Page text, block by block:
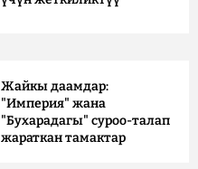
Жайкы даамдар:
"Империя" жана
"Бухарадагы" суроо-талап
жараткан тамактар